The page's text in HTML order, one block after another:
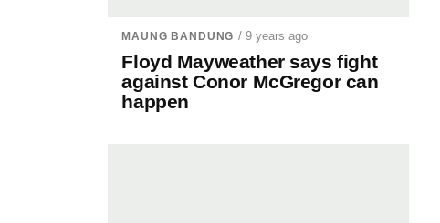
MAUNG BANDUNG / 9 years ago
Floyd Mayweather says fight
against Conor McGregor can
happen